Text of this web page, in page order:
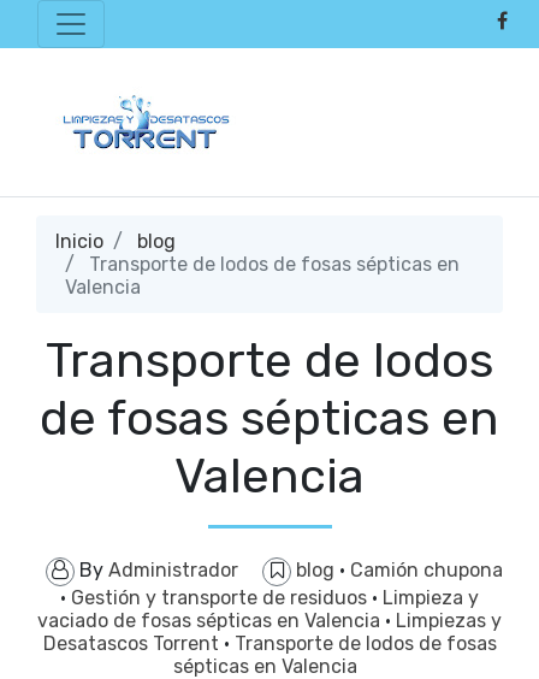
Inicio
blog
Transporte de lodos de fosas sépticas en
Valencia
Transporte de lodos
de fosas sépticas en
Valencia
By Administrador blog · Camión chupona
· Gestión y transporte de residuos · Limpieza y
vaciado de fosas sépticas en Valencia · Limpiezas y
Desatascos Torrent · Transporte de lodos de fosas
sépticas en Valencia